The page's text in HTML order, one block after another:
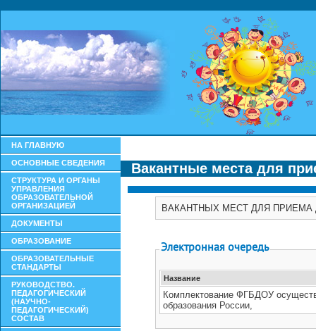
НА ГЛАВНУЮ
ОСНОВНЫЕ СВЕДЕНИЯ
СТРУКТУРА И ОРГАНЫ
УПРАВЛЕНИЯ
ОБРАЗОВАТЕЛЬНОЙ
ОРГАНИЗАЦИЕЙ
ДОКУМЕНТЫ
ОБРАЗОВАНИЕ
ОБРАЗОВАТЕЛЬНЫЕ
СТАНДАРТЫ
РУКОВОДСТВО.
ПЕДАГОГИЧЕСКИЙ
(НАУЧНО-
ПЕДАГОГИЧЕСКИЙ)
СОСТАВ
Вакантные места для